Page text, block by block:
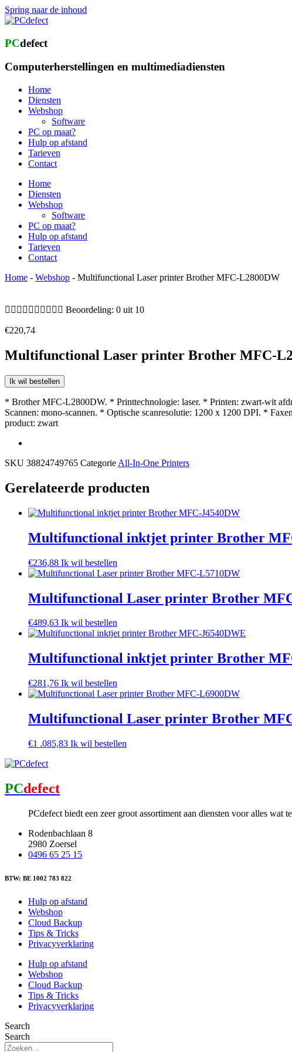
Spring naar de inhoud
PCdefect
Computerherstellingen en multimediadiensten
Home
Diensten
Webshop
Software
PC op maat?
Hulp op afstand
Tarieven
Contact
Home
Diensten
Webshop
Software
PC op maat?
Hulp op afstand
Tarieven
Contact
Home - Webshop - Multifunctional Laser printer Brother MFC-L2800DW
          Beoordeling: 0 uit 10
€220,74
Multifunctional Laser printer Brother MFC-
Ik wil bestellen
* Brother MFC-L2800DW. * Printtechnologie: laser. * Printen: zwart-wit
Scannen: mono-scannen. * Optische scanresolutie: 1200 x 1200 DPI. *
product: zwart
SKU 38824749765 Categorie All-In-One Printers
Gerelateerde producten
Multifunctional inktjet printer Brother
€236,88 Ik wil bestellen
Multifunctional Laser printer Brother
€489,63 Ik wil bestellen
Multifunctional inktjet printer Brother
€281,76 Ik wil bestellen
Multifunctional Laser printer Brother
€1 .085,83 Ik wil bestellen
PCdefect
PCdefect biedt een zeer groot assortiment aan diensten voor alles wat
Rodenbachlaan 8
2980 Zoersel
0496 65 25 15
BTW: BE 1002 783 822
Hulp op afstand
Webshop
Cloud Backup
Tips & Tricks
Privacyverklaring
Hulp op afstand
Webshop
Cloud Backup
Tips & Tricks
Privacyverklaring
Search
Search